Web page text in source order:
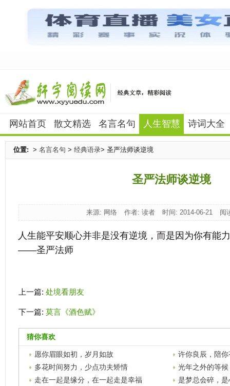
网站首页 散文精选 名言名句 人生智慧 诗词大全
位置: > 名言名句 > 经典语录> 圣严法师谈逆境
圣严法师谈逆境
来源: 网络 作者: 读者 时间: 2014-06-21 阅
人生能平安顺心并非是没有逆境，而是因为你有能
——圣严法师
上一篇: 处境看朋友
下一篇: 莫言《酒色赋》
猜你喜欢
愿你眉眼如初，岁月如故
许你良辰，陪
爱
多花时间努力，少点功夫矫情
光年之外的等
走在一起是缘分，在一起走是幸福
是梦总会碎，